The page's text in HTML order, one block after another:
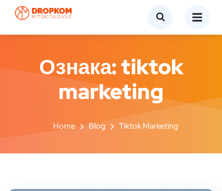
Ознака:tiktok
marketing
Home Blog Tiktok Marketing